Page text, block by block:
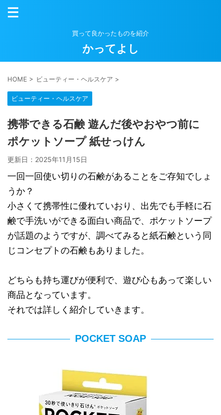
買って良かったものを紹介
かってよし
HOME > ビューティー・ヘルスケア >
ビューティー・ヘルスケア
携帯できる石鹸 遊んだ後やおやつ前に
ポケットソープ 紙せっけん
更新日： 2025年11月15日
一回一回使い切りの石鹸があることをご存知でしょ
うか？
小さくて携帯性に優れていおり、出先でも手軽に石
鹸で手洗いができる面白い商品で、ポケットソープ
が話題のようですが、調べてみると紙石鹸という同
じコンセプトの石鹸もありました。
どちらも持ち運びが便利で、遊び心もあって楽しい
商品となっています。
それでは詳しく紹介していきます。
POCKET SOAP